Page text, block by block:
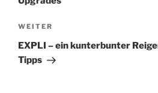
Nächster
Beitrag
WEITER
EXPLI – ein kunterbunter
Tipps